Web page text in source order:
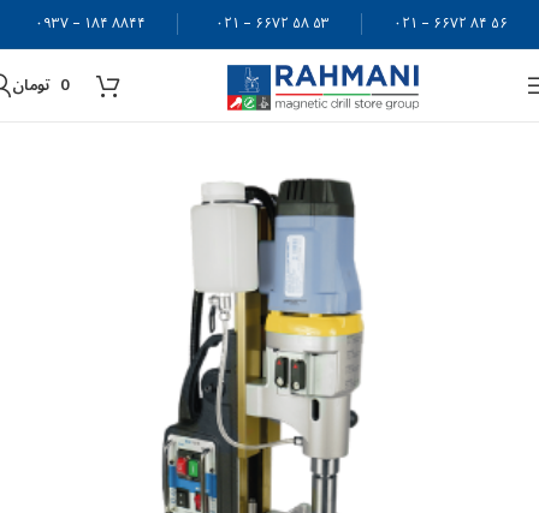
۵۶ ۸۴ ۶۶۷۲ – ۰۲۱ ۵۳ ۵۸ ۶۶۷۲ – ۰۲۱ ۸۸۴۴ ۱۸۴ – ۰۹۳۷
0 تومان